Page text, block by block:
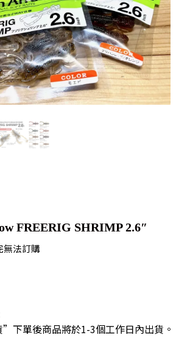
FREERIG SHRIMP 2.6″
無法訂購
下單後商品將於1-3個工作日內出貨。